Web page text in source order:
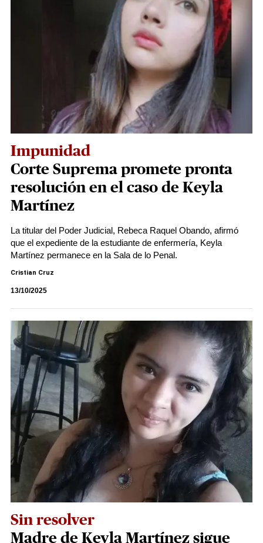
Impunidad
Corte Suprema promete pronta
resolución en el caso de Keyla
Martínez
La titular del Poder Judicial, Rebeca Raquel Obando, afirmó
que el expediente de la estudiante de enfermería, Keyla
Martínez permanece en la Sala de lo Penal.
Cristian Cruz
13/10/2025
Sin resolver
Madre de Keyla Martínez sigue